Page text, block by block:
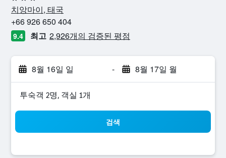
치앙마이, 태국
+66 926 650 404
9.4 최고 2,926개의 검증된 평점
8월 16일 일 - 8월 17일 월
​투숙객 2​명, ​객실 1개
검색